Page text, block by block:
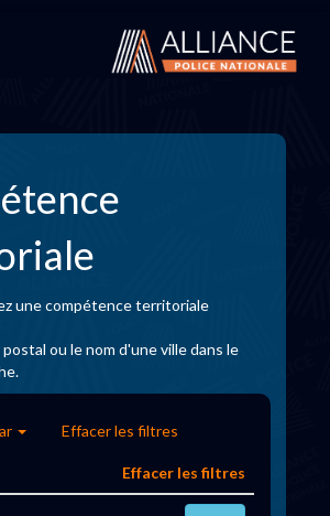
une compétence territoriale
ou le nom d'une ville dans le
Effacer les filtres
Effacer les filtres